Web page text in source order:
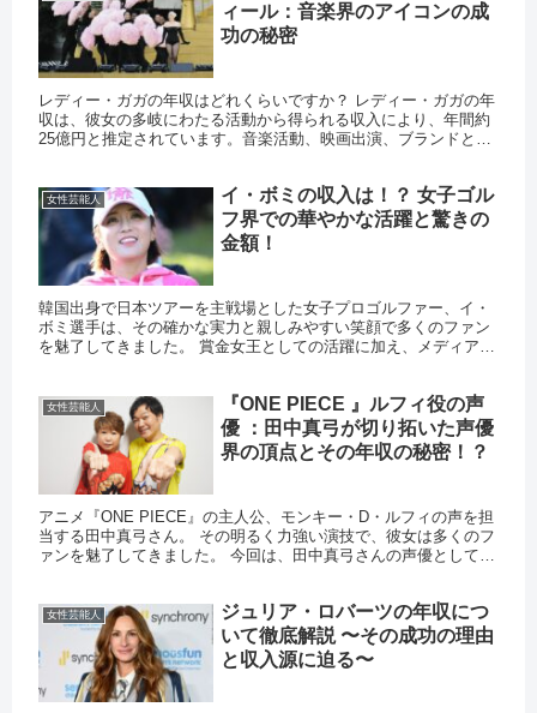
ィール：音楽界のアイコンの成
功の秘密
レディー・ガガの年収はどれくらいですか？ レディー・ガガの年
収は、彼女の多岐にわたる活動から得られる収入により、年間約
25億円と推定されています。音楽活動、映画出演、ブランドとの
女性芸能人
イ・ボミの収入は！？ 女子ゴル
フ界での華やかな活躍と驚きの
金額！
韓国出身で日本ツアーを主戦場とした女子プロゴルファー、イ・
ボミ選手は、その確かな実力と親しみやすい笑顔で多くのファン
を魅了してきました。 賞金女王としての活躍に加え、メディアや
女性芸能人
『ONE PIECE 』ルフィ役の声
優 ：田中真弓が切り拓いた声優
界の頂点とその年収の秘密！？
アニメ『ONE PIECE』の主人公、モンキー・D・ルフィの声を担
当する田中真弓さん。 その明るく力強い演技で、彼女は多くのフ
ァンを魅了してきました。 今回は、田中真弓さんの声優としての
女性芸能人
ジュリア・ロバーツの年収につ
いて徹底解説 〜その成功の理由
と収入源に迫る〜